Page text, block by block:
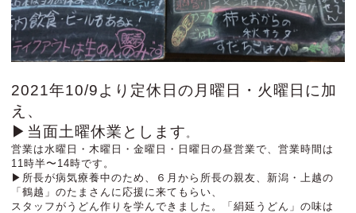
2021年10/9より定休日の月曜日・火曜日に加
え、
▶当面土曜休業とします 。
営業は水曜日・木曜日・金曜日・日曜日の昼営業で、営業時間は
11時半〜14時です。
▶所長が病気療養中のため、６月から所長の親友、新潟・上越の
「鶴越」のたまさんに応援に来てもらい、
スタッフがうどん作りを学んできました。
「絹延うどん」の味は